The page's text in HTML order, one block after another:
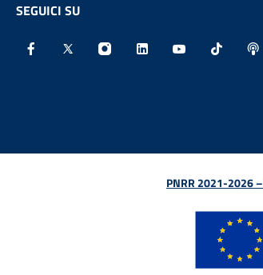
SEGUICI SU
PNRR 2021-2026